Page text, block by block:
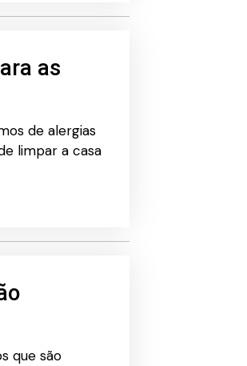
as
de alergias
limpar a casa
que são